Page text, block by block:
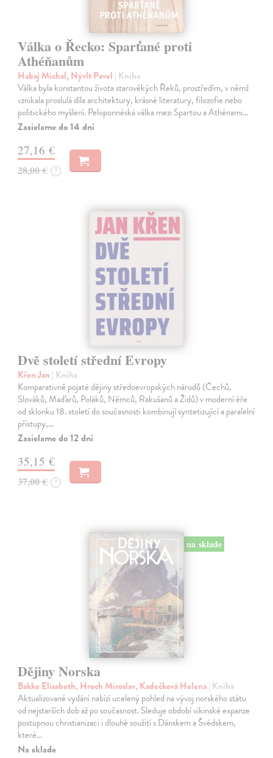
Válka o Řecko: Sparťané proti
Athéňanům
Habaj Michal, Nývlt Pavel | Kniha
Válka byla konstantou života starověkých Řeků, prostředím, v němž
vznikala proslulá díla architektury, krásné literatury, filozofie nebo
politického myšlení. Peloponnéská válka mezi Spartou a Athénami…
Zasielame do 14 dní
27,16 €
28,00 € ?
Dvě století střední Evropy
Křen Jan | Kniha
Komparativně pojaté dějiny středoevropských národů (Čechů,
Slováků, Maďarů, Poláků, Němců, Rakušanů a Židů) v moderní éře
od sklonku 18. století do současnosti kombinují syntetizující a paralelní
přístupy,…
Zasielame do 12 dní
35,15 €
37,00 € ?
na sklade
Dějiny Norska
Bakke Elisabeth, Hroch Miroslav, Kadečková Helena| Kniha
Aktualizované vydání nabízí ucelený pohled na vývoj norského státu
od nejstarších dob až po současnost. Sleduje období vikinské expanze
postupnou christianizaci i dlouhé soužití s Dánskem a Švédskem,
které…
Na sklade